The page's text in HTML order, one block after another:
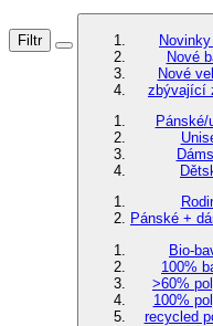
Filtr
Nové
Nové
zbývající
Pánské/
Pánské +
Bio-
100%
>60%
100%
recycled